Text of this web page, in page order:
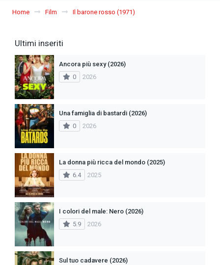
Home Film Il barone rosso (1971)
Ultimi inseriti
Ancora più sexy (2026)
0
2026
Una famiglia di bastardi (2026)
0
2026
La donna più ricca del mondo (2025)
6.4
2025
I colori del male: Nero (2026)
5.9
2026
Sul tuo cadavere (2026)